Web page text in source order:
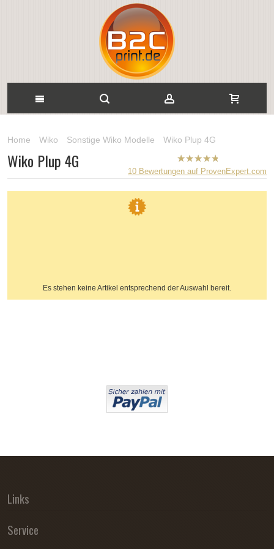
Home Wiko Sonstige Wiko Modelle Wiko Plup 4G
B2CPrint
hat5von
5
10 Bewertungen auf ProvenExpert.com
Wiko Plup 4G
Es stehen keine Artikel entsprechend der Auswahl bereit.
Links
Service